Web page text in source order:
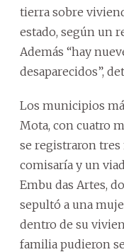
tierra sobre
estado, según un
Además “hay
desaparecidos”,
Los municipios
Mota, con cuatro
se registraron tres
comisaría y un
Embu das Artes,
sepultó a una
dentro de su
familia pudieron